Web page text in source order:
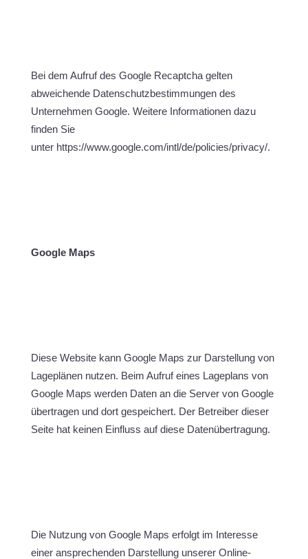
Bei dem Aufruf des Google Recaptcha gelten
abweichende Datenschutzbestimmungen des
Unternehmen Google. Weitere Informationen dazu
finden Sie
unter https://www.google.com/intl/de/policies/privacy/.
Google Maps
Diese Website kann Google Maps zur Darstellung von
Lageplänen nutzen. Beim Aufruf eines Lageplans von
Google Maps werden Daten an die Server von Google
übertragen und dort gespeichert. Der Betreiber dieser
Seite hat keinen Einfluss auf diese Datenübertragung.
Die Nutzung von Google Maps erfolgt im Interesse
einer ansprechenden Darstellung unserer Online-